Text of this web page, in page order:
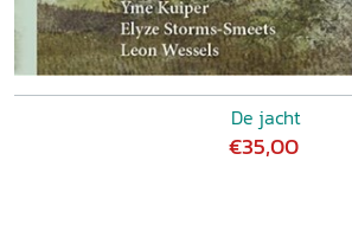
De jacht
€35,00